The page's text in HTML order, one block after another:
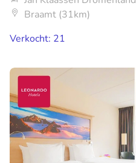
Braamt (31km)
Verkocht: 21